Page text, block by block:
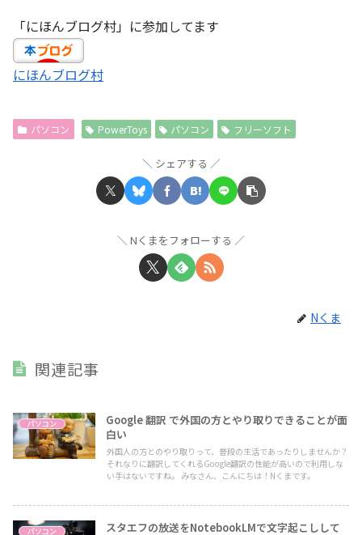
「にほんブログ村」に参加してます
にほんブログ村
パソコン PowerToys パソコン フリーソフト
シェアする
Nくまをフォローする
Nくま
関連記事
パソコン
Google 翻訳 で外国の方とやり取りできることが面
白い
外国人の方とのやり取りって、普段の生活であったりしませんか？
それなりに翻訳してくれるGoogle翻訳の性能が高いので利用しな
い手はないですね。 みなさん、こんにちは！Nくまです。
パソコン
スタエフの放送をNotebookLMで文字起こしして